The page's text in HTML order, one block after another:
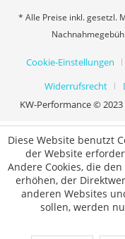
* Alle Preise inkl. gesetzl.
Cookie-Einstellungen
Widerrufsrecht
KW-Performance ©
Diese Website benutzt
der Website
Andere Cookies, die
erhöhen, der
anderen Websites
sollen, werden